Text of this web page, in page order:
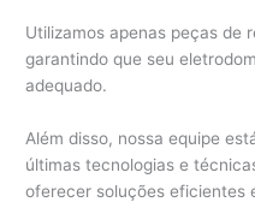
Utilizamos apenas peças de
garantindo que seu
adequado.
Além disso, nossa equipe
últimas tecnologias e
oferecer soluções eficientes